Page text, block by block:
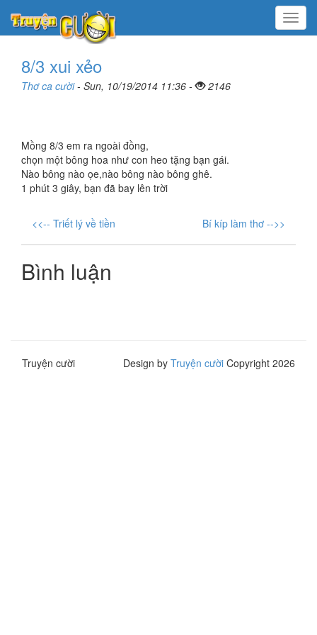
Menu
8/3 xui xẻo
Thơ ca cười- Sun, 10/19/2014 11:36 - 2146
Mồng 8/3 em ra ngoài đồng,
chọn một bông hoa như con heo tặng bạn gái.
Nào bông nào ọe,nào bông nào bông ghê.
1 phút 3 giây, bạn đã bay lên trời
<<-- Triết lý về tiền Bí kíp làm thơ -->>
Bình luận
Truyện cười Design by Truyện cười Copyright 2026